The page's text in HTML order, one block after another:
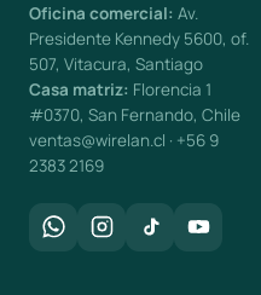
Oficina comercial: Av.
Presidente Kennedy 5600, of.
507, Vitacura, Santiago
Casa matriz: Florencia 1
#0370, San Fernando, Chile
ventas@wirelan.cl · +56 9
2383 2169